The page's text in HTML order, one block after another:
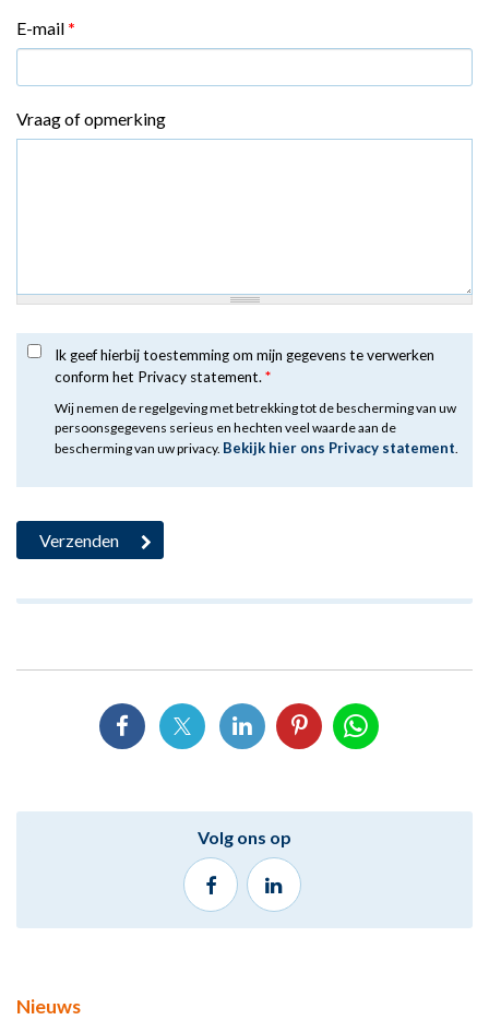
E-mail *
Vraag of opmerking
Ik geef hierbij toestemming om mijn gegevens te verwerken
conform het Privacy statement.*
Wij nemen de regelgeving met betrekking tot de bescherming van uw
persoonsgegevens serieus en hechten veel waarde aan de
bescherming van uw privacy. Bekijk hier ons Privacy statement.
Volg ons op
Nieuws